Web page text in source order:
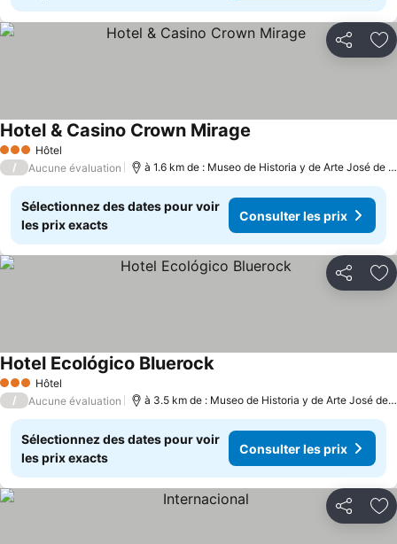
Partager
3 ÉtoilesHôtel
Hotel & Casino Crown Mirage
/ Aucune évaluation à 1.6 km de : Museo de Historia y de Arte José de
Sélectionnez des dates pour voir
les prix exacts
Consulter les prix
Partager
3 ÉtoilesHôtel
Hotel Ecológico BluerockConsulter les prix
/ Aucune évaluation à 3.5 km de : Museo de Historia y de Arte José de
Sélectionnez des dates pour voir
les prix exacts
Consulter les prix
Partager